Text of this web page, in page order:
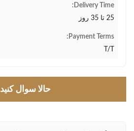
Delivery Time:
25 تا 35 روز
Payment Terms:
T/T
حالا سوال کنيد